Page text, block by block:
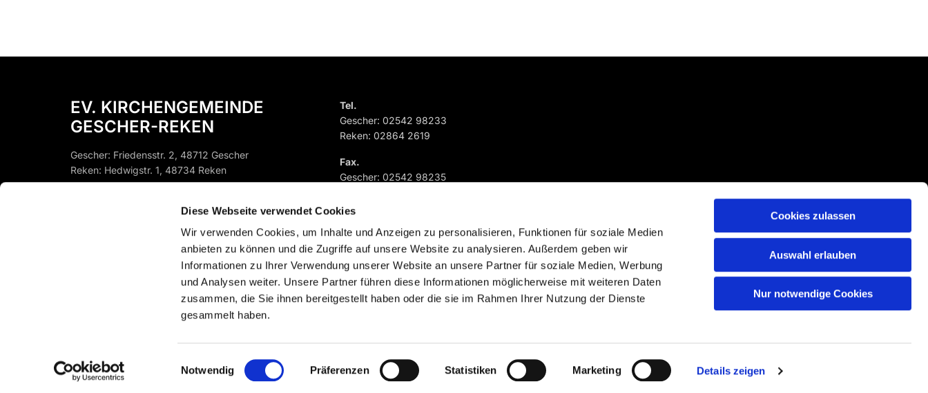
Diese Webseite verwendet Cookies
Wir verwenden Cookies, um Inhalte und Anzeigen zu personalisieren, Funktionen für soziale Medien
anbieten zu können und die Zugriffe auf unsere Website zu analysieren. Außerdem geben wir
Informationen zu Ihrer Verwendung unserer Website an unsere Partner für soziale Medien, Werbung
und Analysen weiter. Unsere Partner führen diese Informationen möglicherweise mit weiteren Daten
zusammen, die Sie ihnen bereitgestellt haben oder die sie im Rahmen Ihrer Nutzung der Dienste
gesammelt haben.
Einwilligungsauswahl
Notwendig Präferenzen Statistiken Marketing Details zeigen
Cookies zulassen
Auswahl erlauben
Nur notwendige Cookies
EV. KIRCHENGEMEINDE
GESCHER-REKEN
Gescher: Friedensstr. 2, 48712 Gescher
Reken: Hedwigstr. 1, 48734 Reken
Instagram: @EV.KIRCHEGESCHER
st-pfb-reken@ekvw.de
Tel.
Gescher: 02542 98233
Reken: 02864 2619
Fax.
Gescher: 02542 98235
Impressum Datenschutzerklärung ChurchDesk-Login